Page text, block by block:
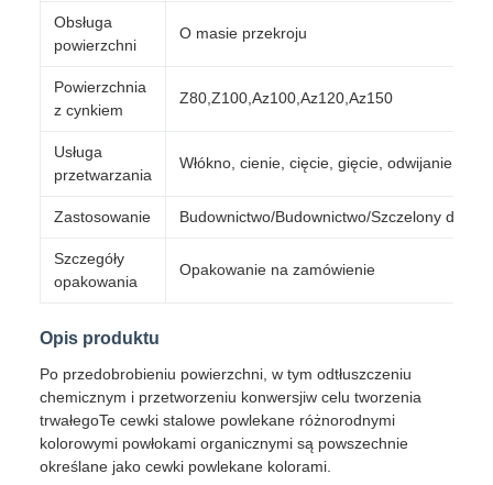
Obsługa
powierzchni
O masie przekroju
Powierzchnia
z cynkiem
Z80,Z100,Az100,Az120,Az150
Usługa
przetwarzania
Włókno, cienie, cięcie, gięcie, odwijanie
Zastosowanie Budownictwo/Budownictwo/Szczelony dach
Szczegóły
opakowania
Opakowanie na zamówienie
Opis produktu
Po przedobrobieniu powierzchni, w tym odtłuszczeniu
chemicznym i przetworzeniu konwersjiw celu tworzenia
trwałegoTe cewki stalowe powlekane różnorodnymi
kolorowymi powłokami organicznymi są powszechnie
określane jako cewki powlekane kolorami.